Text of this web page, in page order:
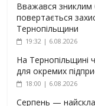
Вважався зниклим
повертається
Тернопільщини
19:32 | 6.08.2026
На Тернопільщині
для окремих
18:00 | 6.08.2026
Серпень —